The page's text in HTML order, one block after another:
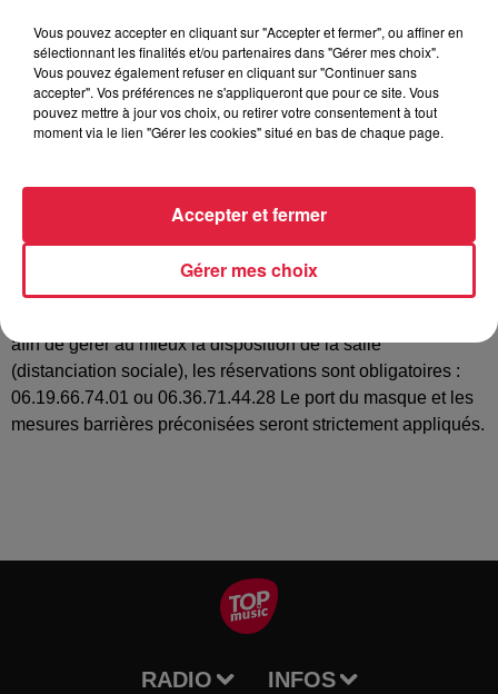
L'association des Familles de Gresswiller organise son loto
annuel sous réserve d'autorisation préfectorale: A gagner:
Une parenthèse gastronomique comprenant un repas
les petits déjeuners à l'Auberge Metzger *** de Natzwiller TV
LED 98 CM CAVE À VIN TIREUSE À BIÈRE CHAINE HIFI
LECTEUR CD BLUETOOTH BRACELET CONNECTÉ
POLAROÏD TABLETTE TACTILE 8 POUCES Et de
NOMBREUX LOTS DE VALEUR Petite Restauration sur
afin de gérer au mieux la disposition de la salle
(distanciation sociale), les réservations sont obligatoires :
06.19.66.74.01 ou 06.36.71.44.28 Le port du masque et les
mesures barrières préconisées seront strictement appliqués.
RADIO INFOS
Vous pouvez accepter en cliquant sur "Accepter et fermer", ou affiner en
sélectionnant les finalités et/ou partenaires dans "Gérer mes choix".
Vous pouvez également refuser en cliquant sur "Continuer sans
accepter". Vos préférences ne s'appliqueront que pour ce site. Vous
pouvez mettre à jour vos choix, ou retirer votre consentement à tout
moment via le lien "Gérer les cookies" situé en bas de chaque page.
Gérer mes choix
Accepter et fermer